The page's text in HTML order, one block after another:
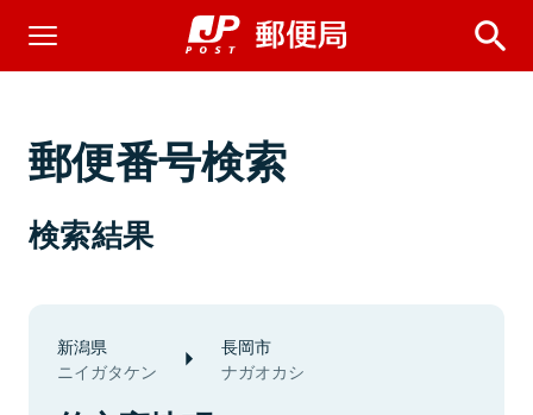
郵便番号検索
検索結果
新潟県
ニイガタケン
長岡市
ナガオカシ